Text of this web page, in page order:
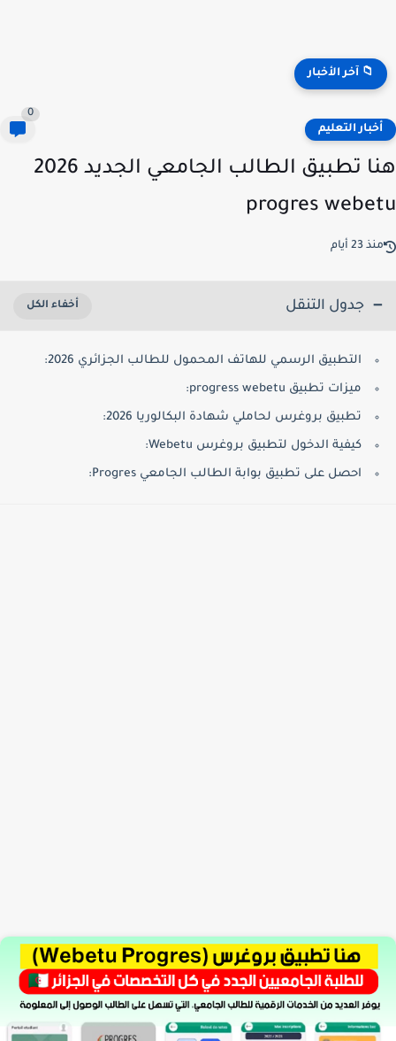
📁 آخر الأخبار
التعليم
هنا تطبيق الطالب الجامعي الجديد 2026
progres
23 أيام
جدول التنقل
التطبيق الرسمي للهاتف المحمول للطالب الجزائري 2026:
ميزات تطبيق progress webetu:
تطبيق بروغرس لحاملي شهادة البكالوريا 2026:
كيفية الدخول لتطبيق بروغرس Webetu:
احصل على تطبيق بوابة الطالب الجامعي Progres: